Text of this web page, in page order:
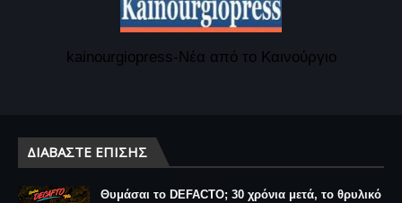
kainourgiopress-Νέα από το Καινούργιο
ΔΙΑΒΆΣΤΕ ΕΠΊΣΗΣ
Θυμάσαι το DEFACTO; 30 χρόνια μετά, το θρυλικό